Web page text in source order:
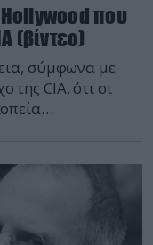
Hollywood που
(βίντεο)
σύμφωνα με
CIA, ότι οι
στην προώθηση
τα
σκηνοθέτες, και
στο νέο του